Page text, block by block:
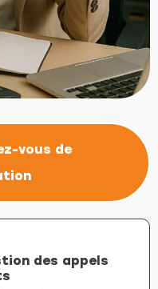
vous de
des appels